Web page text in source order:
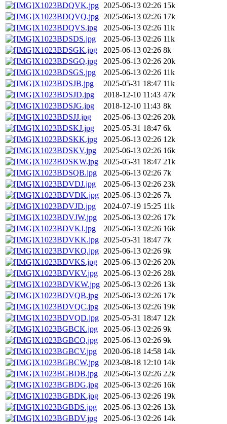
X1023BDQVK.jpg 2025-06-13 02:26 15k
X1023BDQVQ.jpg 2025-06-13 02:26 17k
X1023BDQVS.jpg
2025-06-13 02:26 11k
X1023BDSDS.jpg
2025-06-13 02:26 11k
X1023BDSGK.jpg
2025-06-13 02:26 8k
X1023BDSGQ.jpg
2025-06-13 02:26 20k
X1023BDSGS.jpg
2025-06-13 02:26 11k
X1023BDSJB.jpg
2025-05-31 18:47 11k
X1023BDSJD.jpg
2018-12-10 11:43 47k
X1023BDSJG.jpg
2018-12-10 11:43 8k
X1023BDSJJ.jpg
2025-06-13 02:26 20k
X1023BDSKJ.jpg
2025-05-31 18:47 6k
X1023BDSKK.jpg
2025-06-13 02:26 12k
X1023BDSKV.jpg
2025-06-13 02:26 16k
X1023BDSKW.jpg
2025-05-31 18:47 21k
X1023BDSQB.jpg
2025-06-13 02:26 7k
X1023BDVDJ.jpg
2025-06-13 02:26 23k
X1023BDVDK.jpg 2025-06-13 02:26 7k
X1023BDVJD.jpg
2024-07-19 15:25 11k
X1023BDVJW.jpg
2025-06-13 02:26 17k
X1023BDVKJ.jpg
2025-06-13 02:26 16k
X1023BDVKK.jpg 2025-05-31 18:47 7k
X1023BDVKQ.jpg 2025-06-13 02:26 9k
X1023BDVKS.jpg
2025-06-13 02:26 20k
X1023BDVKV.jpg
2025-06-13 02:26 28k
X1023BDVKW.jpg 2025-06-13 02:26 13k
X1023BDVQB.jpg
2025-06-13 02:26 17k
X1023BDVQC.jpg
2025-06-13 02:26 19k
X1023BDVQD.jpg 2025-05-31 18:47 12k
X1023BGBCK.jpg
2025-06-13 02:26 9k
X1023BGBCQ.jpg
2025-06-13 02:26 9k
X1023BGBCV.jpg
2020-06-18 14:58 14k
X1023BGBCW.jpg 2023-08-18 12:10 14k
X1023BGBDB.jpg
2025-06-13 02:26 22k
X1023BGBDG.jpg
2025-06-13 02:26 16k
X1023BGBDK.jpg
2025-06-13 02:26 19k
X1023BGBDS.jpg
2025-06-13 02:26 13k
X1023BGBDV.jpg
2025-06-13 02:26 14k